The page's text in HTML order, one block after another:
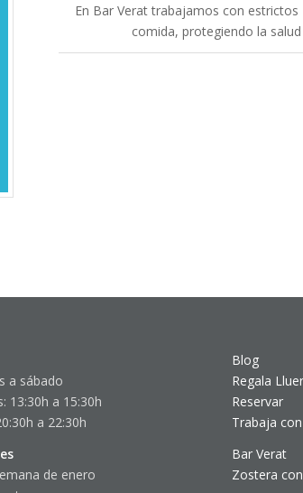
En Bar Verat trabajamos con
comida, protegiendo la
a sábado
13:30h a 15:30h
a 22:30h
de enero
Blog
Regala
Reservar
Trabaja
Bar Verat
Zostera